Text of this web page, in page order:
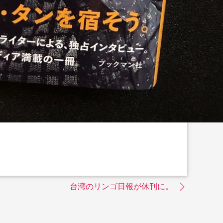
台湾のリンゴ日報が休刊に。